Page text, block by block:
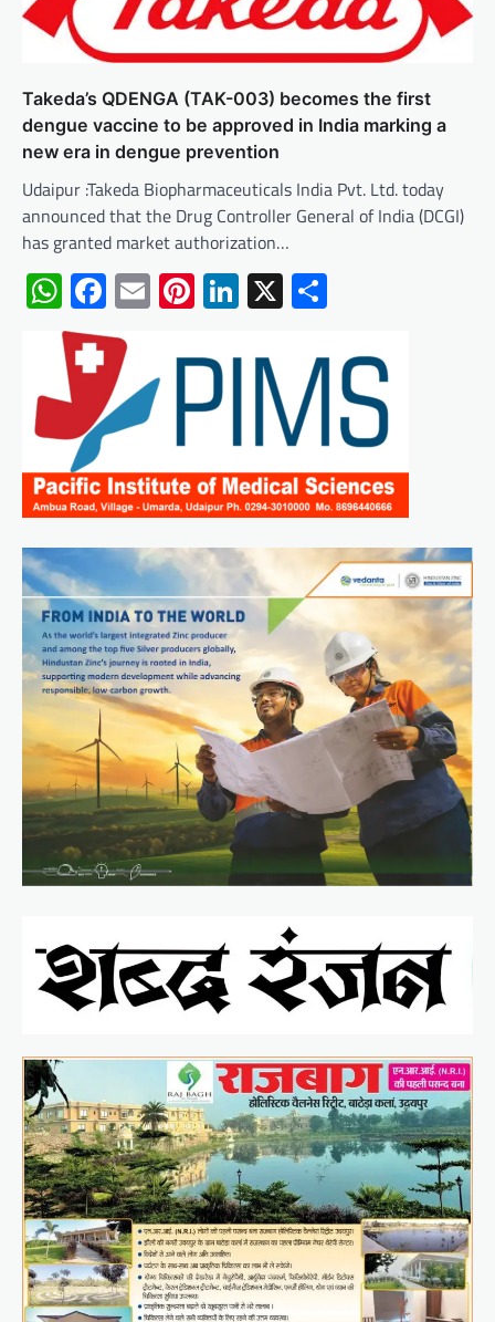
Takeda’s QDENGA (TAK-003) becomes the first
dengue vaccine to be approved in India marking a
new era in dengue prevention
Udaipur :Takeda Biopharmaceuticals India Pvt. Ltd. today
announced that the Drug Controller General of India (DCGI)
has granted market authorization…
WhatsApp
Facebook
EmailPinterest
LinkedIn
X